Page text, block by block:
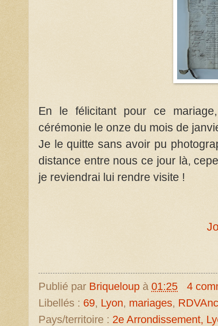
En le félicitant pour ce
cérémonie le onze du mois de
Je le quitte sans avoir pu
distance entre nous ce jour là,
je reviendrai lui rendre visite !
Publié par Briqueloup à 01:25
4
Libellés : 69, Lyon, mariages,
Pays/territoire : 2e Arrondissement,